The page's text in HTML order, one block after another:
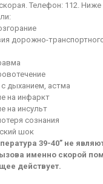
Телефон: 112.
дорожно-
дыханием, астма
на инфаркт
на инсульт
сознания
шок
39-40” не
именно скорой
действует.